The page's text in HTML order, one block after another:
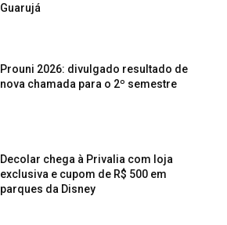
Guarujá
Prouni 2026: divulgado resultado de
nova chamada para o 2º semestre
Decolar chega à Privalia com loja
exclusiva e cupom de R$ 500 em
parques da Disney